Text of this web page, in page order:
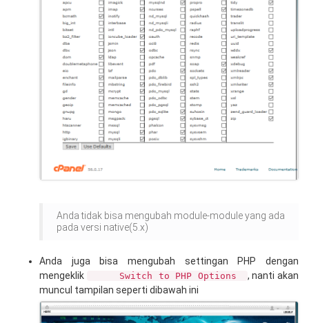
Anda tidak bisa mengubah module-module yang ada
pada versi native(5.x)
Anda juga bisa mengubah settingan PHP dengan
mengeklik
Switch to PHP Options
, nanti akan
muncul tampilan seperti dibawah ini